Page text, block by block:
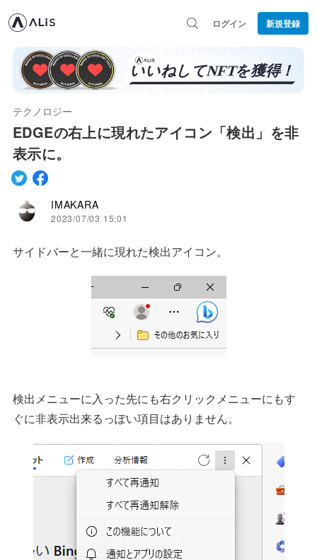
ログイン 新規登録
テクノロジー
EDGEの右上に現れたアイコン「検出」を非
表示に。
IMAKARA
2023/07/03 15:01
サイドバーと一緒に現れた検出アイコン。
検出メニューに入った先にも右クリックメニューにもす
ぐに非表示出来るっぽい項目はありません。